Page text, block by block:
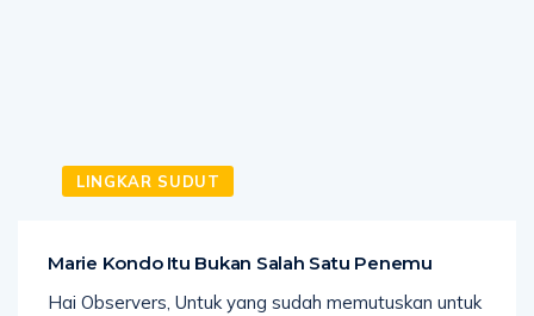
LINGKAR SUDUT
Marie Kondo Itu Bukan Salah Satu Penemu
Hai Observers, Untuk yang sudah memutuskan untuk